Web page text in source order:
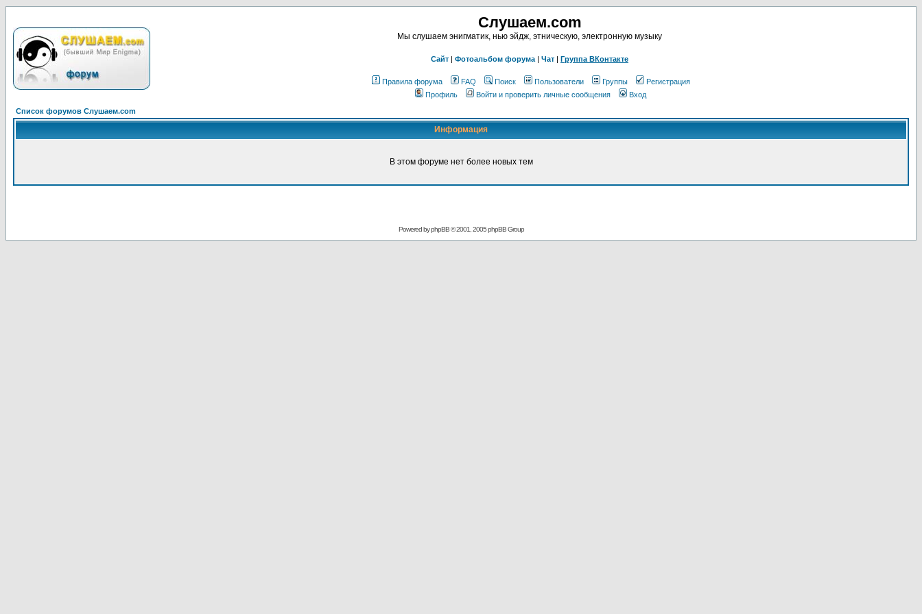
Слушаем.com
Мы слушаем энигматик, нью эйдж, этническую, электронную музыку
Сайт | Фотоальбом форума | Чат | Группа ВКонтакте
Правила форума FAQ Поиск Пользователи Группы
Регистрация
Профиль
Войти и проверить личные сообщения
Вход
Список форумов Слушаем.com
Информация
В этом форуме нет более новых тем
Powered by phpBB © 2001, 2005 phpBB Group